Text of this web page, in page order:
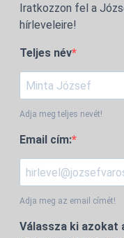
Iratkozzon fel a
hírleveleire!
Teljes név
Adja meg teljes nevét!
Email cím:
Adja meg az email címét!
Válassza ki azokat